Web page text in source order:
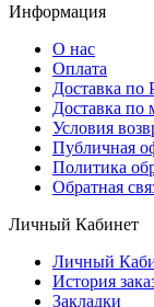
Информация
О нас
Оплата
Доставка по
Доставка по
Условия
Публичная
Политика
Обратная
Личный Кабинет
Личный
История
Закладки